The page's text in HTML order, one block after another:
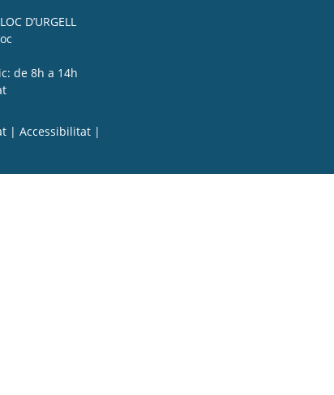
D’URGELL
de 8h a 14h
| Accessibilitat |